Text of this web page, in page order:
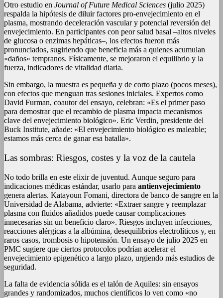
Otro estudio en Journal of Future Medical Sciences (julio 2025)
respalda la hipótesis de diluir factores pro-envejecimiento en el
plasma, mostrando deceleración vascular y potencial reversión del
envejecimiento. En participantes con peor salud basal –altos niveles
de glucosa o enzimas hepáticas–, los efectos fueron más
pronunciados, sugiriendo que beneficia más a quienes acumulan
«daños» tempranos. Físicamente, se mejoraron el equilibrio y la
fuerza, indicadores de vitalidad diaria.
Sin embargo, la muestra es pequeña y de corto plazo (pocos meses),
con efectos que menguan tras sesiones iniciales. Expertos como
David Furman, coautor del ensayo, celebran: «Es el primer paso
para demostrar que el recambio de plasma impacta mecanismos
clave del envejecimiento biológico». Eric Verdin, presidente del
Buck Institute, añade: «El envejecimiento biológico es maleable;
estamos más cerca de ganar esa batalla».
Las sombras: Riesgos, costes y la voz de la cautela
No todo brilla en este elixir de juventud. Aunque seguro para
indicaciones médicas estándar, usarlo para antienvejecimiento
genera alertas. Katayoun Fomani, directora de banco de sangre en la
Universidad de Alabama, advierte: «Extraer sangre y reemplazar
plasma con fluidos añadidos puede causar complicaciones
innecesarias sin un beneficio claro». Riesgos incluyen infecciones,
reacciones alérgicas a la albúmina, desequilibrios electrolíticos y, en
raros casos, trombosis o hipotensión. Un ensayo de julio 2025 en
PMC sugiere que ciertos protocolos podrían acelerar el
envejecimiento epigenético a largo plazo, urgiendo más estudios de
seguridad.
La falta de evidencia sólida es el talón de Aquiles: sin ensayos
grandes y randomizados, muchos científicos lo ven como «no